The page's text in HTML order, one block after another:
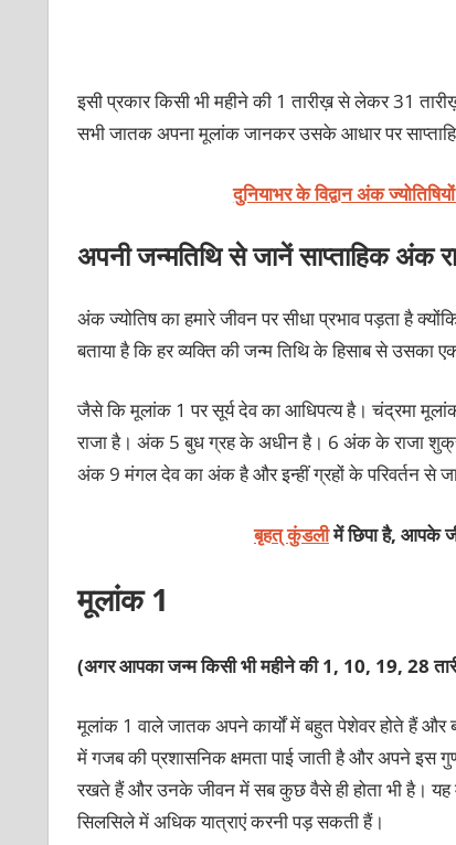
इसी प्रकार किसी भी महीने की 1 तारीख़ से लेकर 31
सभी जातक अपना मूलांक जानकर उसके आधार पर
दुनियाभर के विद्वान अंक
अपनी जन्मतिथि से जानें साप्ताहिक
अंक ज्योतिष का हमारे जीवन पर सीधा प्रभाव पड़ता है
बताया है कि हर व्यक्ति की जन्म तिथि के हिसाब से उसका
जैसे कि मूलांक 1 पर सूर्य देव का आधिपत्य है। चंद्रमा
राजा है। अंक 5 बुध ग्रह के अधीन है। 6 अंक के राजा
अंक 9 मंगल देव का अंक है और इन्हीं ग्रहों के परिवर्तन से
बृहत् कुंडलीमें छिपा है, आपके
मूलांक 1
(अगर आपका जन्म किसी भी महीने की 1, 10, 19, 28
मूलांक 1 वाले जातक अपने कार्यों में बहुत पेशेवर होते हैं और
में गजब की प्रशासनिक क्षमता पाई जाती है और अपने
रखते हैं और उनके जीवन में सब कुछ वैसे ही होता भी है। यह
सिलसिले में अधिक यात्राएं करनी पड़ सकती हैं।